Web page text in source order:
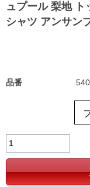
ュプール 梨地 ト
シャツ アンサン
品番